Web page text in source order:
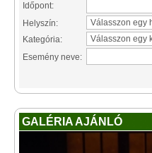
Időpont:
Helyszín:
Kategória:
Esemény neve:
GALÉRIA AJÁNLÓ